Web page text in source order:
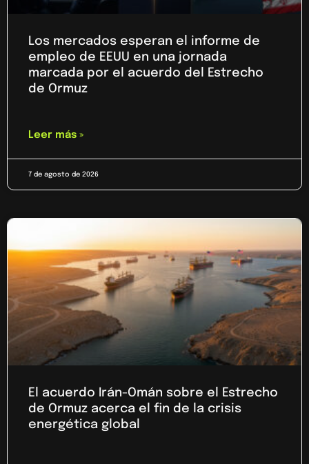
Los mercados esperan el informe de
empleo de EEUU en una jornada
marcada por el acuerdo del Estrecho
de Ormuz
Leer más »
7 de agosto de 2026
El acuerdo Irán-Omán sobre el Estrecho
de Ormuz acerca el fin de la crisis
energética global